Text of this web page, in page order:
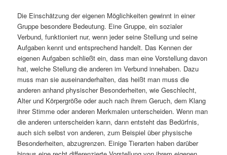
Die Einschätzung der eigenen Möglichkeiten gewinnt in einer
Gruppe besondere Bedeutung. Eine Gruppe, ein sozialer
Verbund, funktioniert nur, wenn jeder seine Stellung und seine
Aufgaben kennt und entsprechend handelt. Das Kennen der
eigenen Aufgaben schließt ein, dass man eine Vorstellung davon
hat, welche Stellung die anderen im Verbund innehaben. Dazu
muss man sie auseinanderhalten, das heißt man muss die
anderen anhand physischer Besonderheiten, wie Geschlecht,
Alter und Körpergröße oder auch nach ihrem Geruch, dem Klang
ihrer Stimme oder anderen Merkmalen unterscheiden. Wenn man
die anderen unterscheiden kann, dann entsteht das Bedürfnis,
auch sich selbst von anderen, zum Beispiel über physische
Besonderheiten, abzugrenzen. Einige Tierarten haben darüber